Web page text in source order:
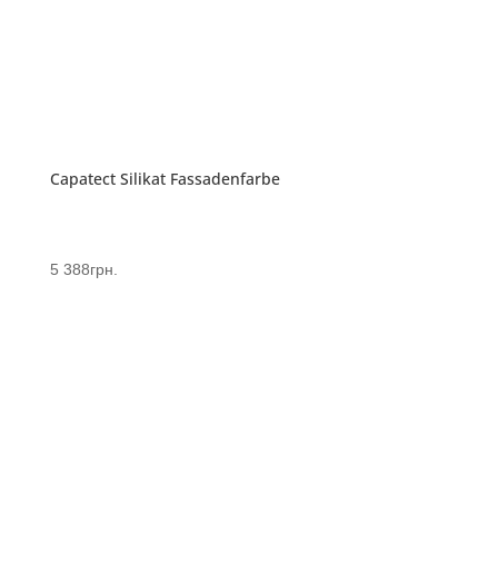
Capatect Silikat Fassadenfarbe
5 388грн.